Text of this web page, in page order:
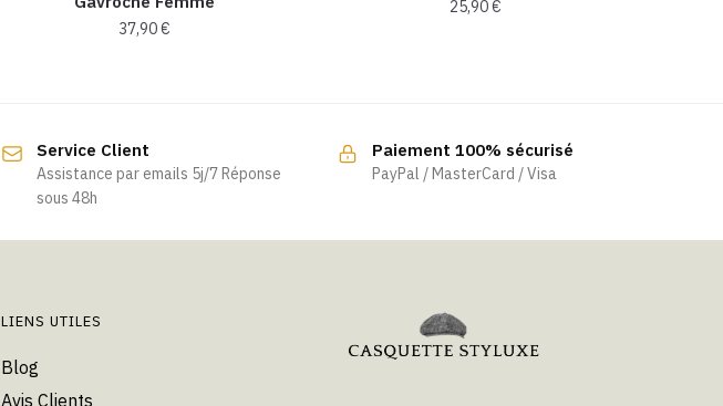
37,90€
25,90€
Service Client
Assistance par emails 5j/7 Réponse
sous 48h
Paiement 100% sécurisé
PayPal / MasterCard / Visa
LIENS UTILES
Blog
Avis Clients